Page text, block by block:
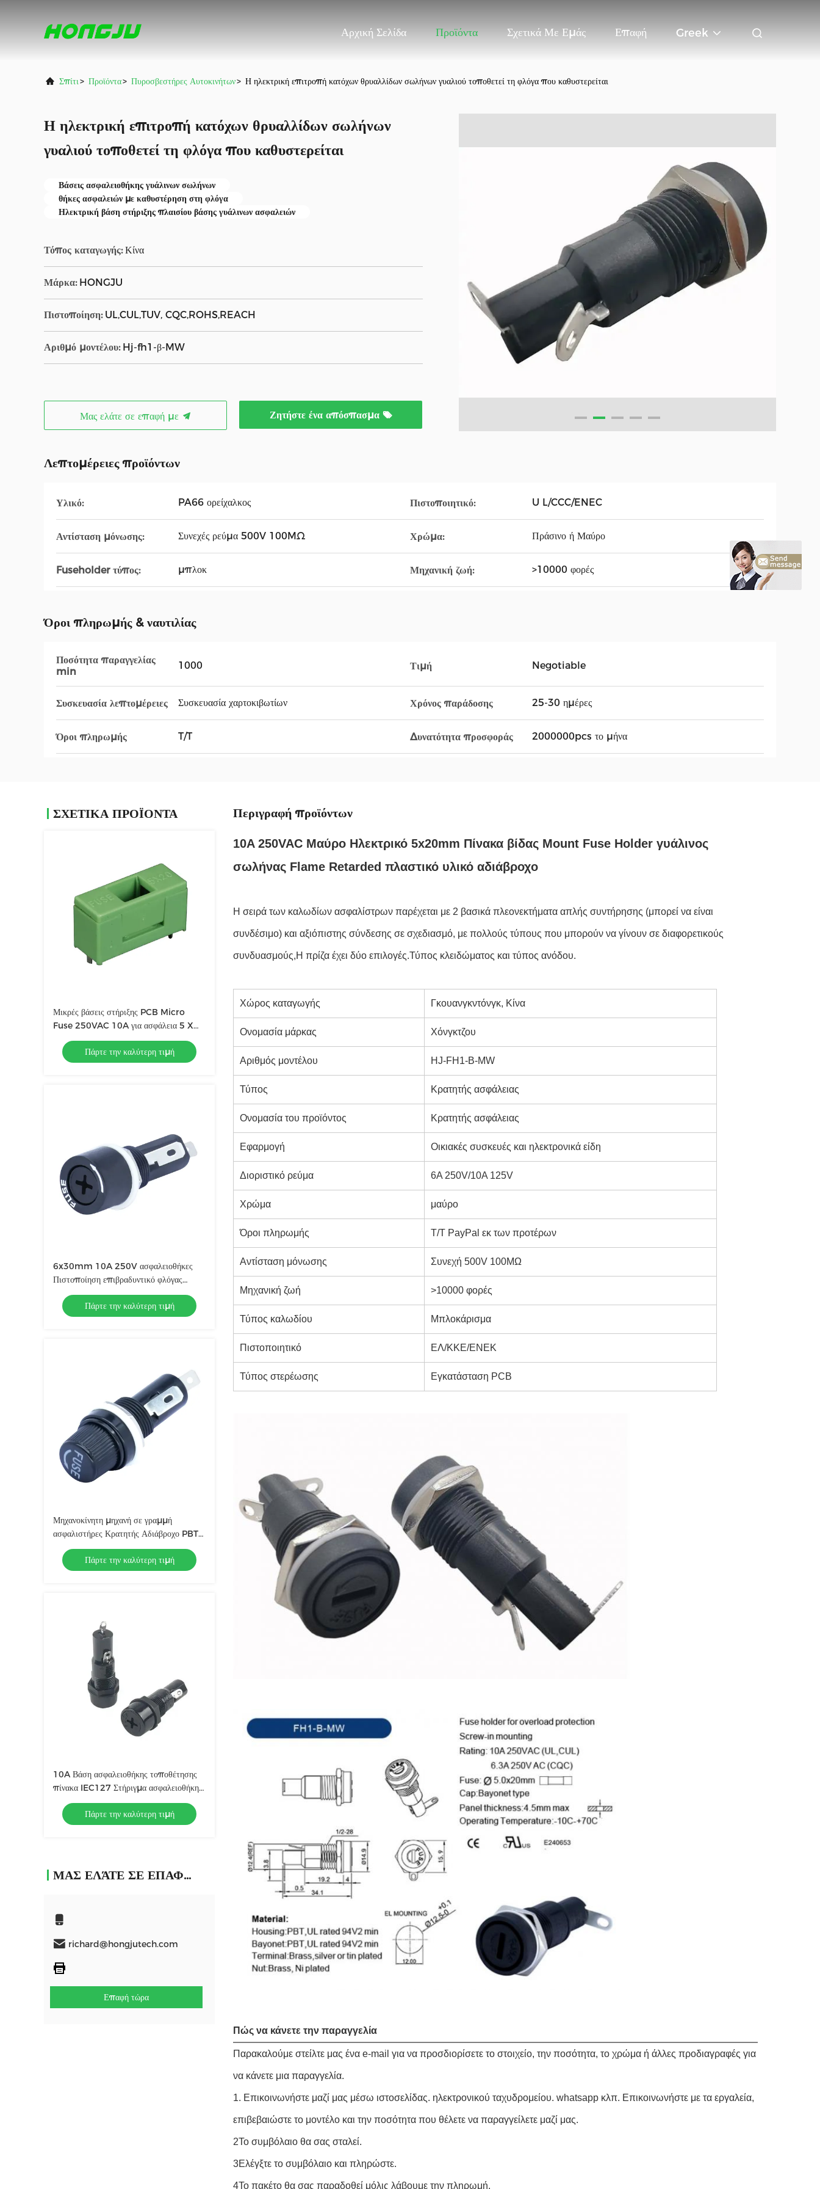
Αρχική Σελίδα Προϊόντα Σχετικά Με Εμάς Επαφή Greek
Σπίτι> Προϊόντα> Πυροσβεστήρες Αυτοκινήτων> Η ηλεκτρική επιτροπή κατόχων θρυαλλίδων σωλήνων γυαλιού τοποθετεί τη φλόγα που καθυστερείται
Η ηλεκτρική επιτροπή κατόχων θρυαλλίδων σωλήνων
γυαλιού τοποθετεί τη φλόγα που καθυστερείται
Βάσεις ασφαλειοθήκης γυάλινων σωλήνων
θήκες ασφαλειών με καθυστέρηση στη φλόγα
Ηλεκτρική βάση στήριξης πλαισίου βάσης γυάλινων ασφαλειών
Τόπος καταγωγής: Κίνα
Μάρκα: HONGJU
Πιστοποίηση: UL,CUL,TUV, CQC,ROHS,REACH
Αριθμό μοντέλου: Hj-fh1-β-MW
Μας ελάτε σε επαφή με Ζητήστε ένα απόσπασμα
Λεπτομέρειες προϊόντων
Υλικό: PA66 ορείχαλκος Πιστοποιητικό: U L/CCC/ENEC
Αντίσταση μόνωσης: Συνεχές ρεύμα 500V 100MΩ Χρώμα: Πράσινο ή Μαύρο
Fuseholder τύπος: μπλοκ Μηχανική ζωή: >10000 φορές
Όροι πληρωμής & ναυτιλίας
Ποσότητα παραγγελίας
min
1000 Τιμή Negotiable
Συσκευασία λεπτομέρειες Συσκευασία χαρτοκιβωτίων Χρόνος παράδοσης 25-30 ημέρες
Όροι πληρωμής T/T Δυνατότητα προσφοράς 2000000pcs το μήνα
ΣΧΕΤΙΚΑ ΠΡΟΪΟΝΤΑ
Μικρές βάσεις στήριξης PCB Micro
Fuse 250VAC 10A για ασφάλεια 5 X
20mm
Πάρτε την καλύτερη τιμή
6x30mm 10A 250V ασφαλειοθήκες
Πιστοποίηση επιβραδυντικό φλόγας
ROHS
Πάρτε την καλύτερη τιμή
Μηχανοκίνητη μηχανή σε γραμμή
ασφαλιστήρες Κρατητής Αδιάβροχο PBT
Κατηγορία 94V0 Σώμα
Πάρτε την καλύτερη τιμή
10A Βάση ασφαλειοθήκης τοποθέτησης
πίνακα IEC127 Στήριγμα ασφαλειοθήκης
ηλεκτρικού κιβωτίου ασφαλειών
Πάρτε την καλύτερη τιμή
ΜΑΣ ΕΛΆΤΕ ΣΕ ΕΠΑΦΉ ΜΕ
richard@hongjutech.com
Επαφή τώρα
Περιγραφή προϊόντων
10A 250VAC Μαύρο Ηλεκτρικό 5x20mm Πίνακα βίδας Mount Fuse Holder γυάλινος
σωλήνας Flame Retarded πλαστικό υλικό αδιάβροχο
Η σειρά των καλωδίων ασφαλίστρων παρέχεται με 2 βασικά πλεονεκτήματα απλής συντήρησης (μπορεί να είναι
συνδέσιμο) και αξιόπιστης σύνδεσης σε σχεδιασμό, με πολλούς τύπους που μπορούν να γίνουν σε διαφορετικούς
συνδυασμούς,Η πρίζα έχει δύο επιλογές.Τύπος κλειδώματος και τύπος ανόδου.
Χώρος καταγωγής Γκουανγκντόνγκ, Κίνα
Ονομασία μάρκας Χόνγκτζου
Αριθμός μοντέλου HJ-FH1-B-MW
Τύπος Κρατητής ασφάλειας
Ονομασία του προϊόντος Κρατητής ασφάλειας
Εφαρμογή Οικιακές συσκευές και ηλεκτρονικά είδη
Διοριστικό ρεύμα 6A 250V/10A 125V
Χρώμα μαύρο
Όροι πληρωμής T/T PayPal εκ των προτέρων
Αντίσταση μόνωσης Συνεχή 500V 100MΩ
Μηχανική ζωή >10000 φορές
Τύπος καλωδίου Μπλοκάρισμα
Πιστοποιητικό ΕΛ/ΚΚΕ/ΕΝΕΚ
Τύπος στερέωσης Εγκατάσταση PCB
Πώς να κάνετε την παραγγελία
Παρακαλούμε στείλτε μας ένα e-mail για να προσδιορίσετε το στοιχείο, την ποσότητα, το χρώμα ή άλλες προδιαγραφές για
να κάνετε μια παραγγελία.
1. Επικοινωνήστε μαζί μας μέσω ιστοσελίδας. ηλεκτρονικού ταχυδρομείου. whatsapp κλπ. Επικοινωνήστε με τα εργαλεία,
επιβεβαιώστε το μοντέλο και την ποσότητα που θέλετε να παραγγείλετε μαζί μας.
2Το συμβόλαιο θα σας σταλεί.
3Ελέγξτε το συμβόλαιο και πληρώστε.
4Το πακέτο θα σας παραδοθεί μόλις λάβουμε την πληρωμή.